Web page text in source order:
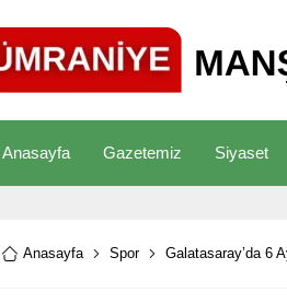
Anasayfa Gazetemiz Siyaset
Anasayfa Spor Galatasaray’da 6